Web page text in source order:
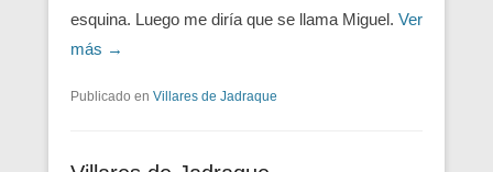
esquina. Luego me diría que se llama Miguel. Ver
más →
Publicado en Villares de Jadraque